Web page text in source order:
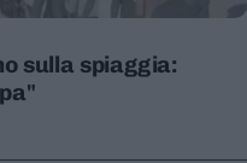
sulla spiaggia: